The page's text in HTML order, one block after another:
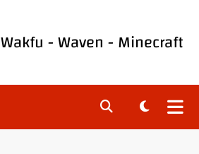
Wakfu-Waven-Minecraft